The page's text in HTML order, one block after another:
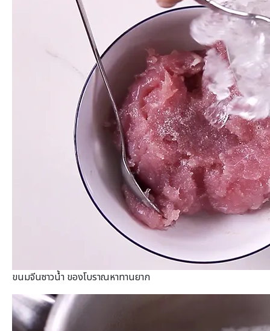
ขนมจีนซาวน้ำ ของโบราณหาทานยาก